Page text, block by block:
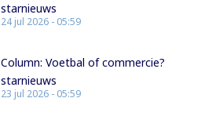
starnieuws
24 jul 2026 - 05:59
Column: Voetbal of commercie?
starnieuws
23 jul 2026 - 05:59